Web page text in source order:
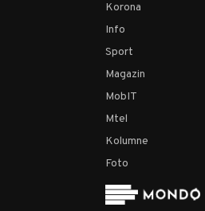
Korona
Info
Sport
Magazin
MobIT
Mtel
Kolumne
Foto